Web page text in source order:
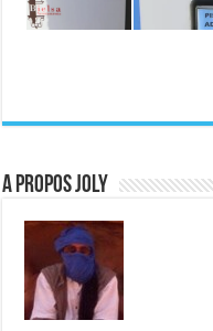
A propos JOLY